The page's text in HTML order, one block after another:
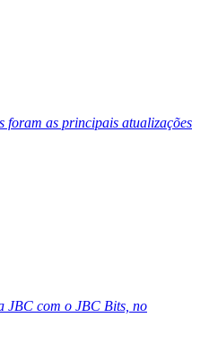
foram as principais atualizações
JBC com o JBC Bits, no